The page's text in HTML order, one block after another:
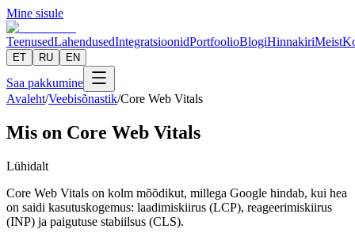
Mine sisule
TeenusedLahendusedIntegratsioonidPortfoolioBlogiHinnakiriMeist
ET RU EN
Saa pakkumine
Avaleht/Veebisõnastik/Core Web Vitals
Mis on Core Web Vitals
Lühidalt
Core Web Vitals on kolm mõõdikut, millega Google hindab, kui hea
on saidi kasutuskogemus: laadimiskiirus (LCP), reageerimiskiirus
(INP) ja paigutuse stabiilsus (CLS).